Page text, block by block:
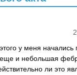
у меня начались
еще и небольшая
ли это